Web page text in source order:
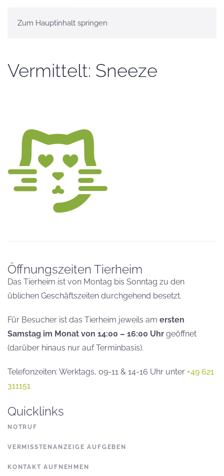
Zum Hauptinhalt springen
Vermittelt: Sneeze
Öffnungszeiten Tierheim
Das Tierheim ist von Montag bis Sonntag zu den
üblichen Geschäftszeiten durchgehend besetzt.
Für Besucher ist das Tierheim jeweils am ersten
Samstag im Monat von 14:00 – 16:00 Uhr geöffnet
(darüber hinaus nur auf Terminbasis).
Telefonzeiten: Werktags, 09-11 & 14-16 Uhr unter +49 621
311151
Quicklinks
NOTRUF
VERMISSTENANZEIGE AUFGEBEN
KONTAKT AUFNEHMEN